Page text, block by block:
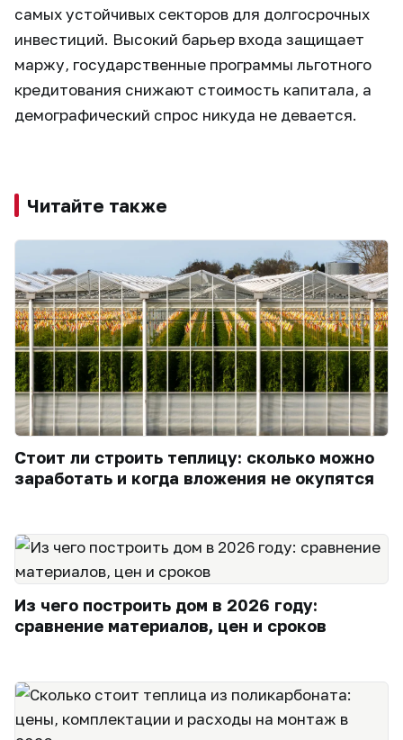
самых устойчивых секторов для долгосрочных
инвестиций. Высокий барьер входа защищает
маржу, государственные программы льготного
кредитования снижают стоимость капитала, а
демографический спрос никуда не девается.
Читайте также
Стоит ли строить теплицу: сколько можно
заработать и когда вложения не окупятся
Из чего построить дом в 2026 году:
сравнение материалов, цен и сроков